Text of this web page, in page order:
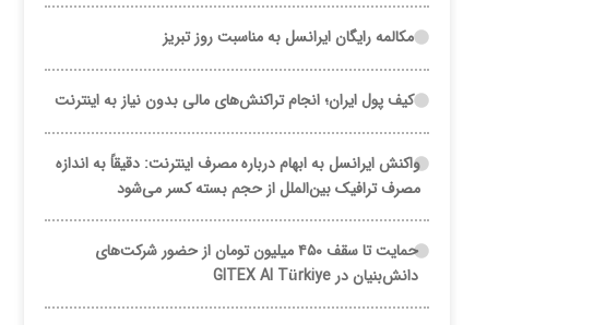
مکالمه رایگان ایرانسل به مناسبت روز تبریز
کیف پول ایران؛ انجام تراکنش‌های مالی بدون نیاز به اینترنت
واکنش ایرانسل به ابهام درباره مصرف اینترنت: دقیقاً به اندازه
مصرف ترافیک بین‌الملل از حجم بسته کسر می‌شود
حمایت تا سقف ۴۵۰ میلیون تومان از حضور شرکت‌های
دانش‌بنیان در GITEX AI Türkiye